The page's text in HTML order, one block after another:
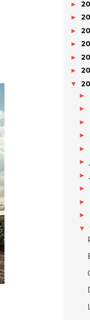
►
►
►
►
►
►
▼
►
►
►
►
►
►
►
►
►
►
▼